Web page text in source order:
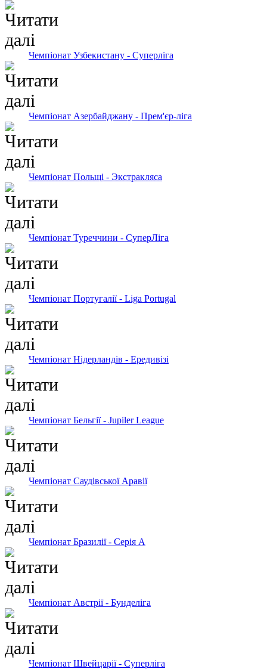
Чемпіонат Узбекистану - Суперліга
Чемпіонат Азербайджану - Прем'єр-ліга
Чемпіонат Польщі - Экстракляса
Чемпіонат Туреччини - СуперЛіга
Чемпіонат Португалії - Liga Portugal
Чемпіонат Нідерландів - Ередивізі
Чемпіонат Бельгії - Jupiler League
Чемпіонат Саудівської Аравії
Чемпіонат Бразилії - Серія А
Чемпіонат Австрії - Бунделіга
Чемпіонат Швейцарії - Суперліга